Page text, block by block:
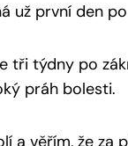
už první den
tři týdny po
práh bolesti.
a věřím, že za